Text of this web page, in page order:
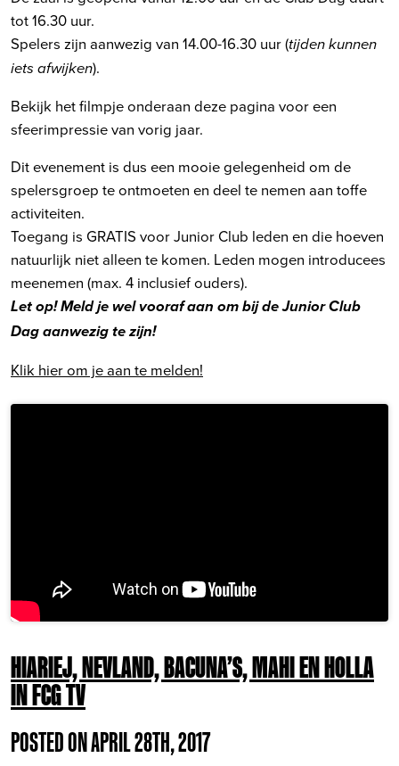
tot 16.30 uur.
Spelers zijn aanwezig van 14.00-16.30 uur (tijden kunnen
iets afwijken).
Bekijk het filmpje onderaan deze pagina voor een
sfeerimpressie van vorig jaar.
Dit evenement is dus een mooie gelegenheid om de
spelersgroep te ontmoeten en deel te nemen aan toffe
activiteiten.
Toegang is GRATIS voor Junior Club leden en die hoeven
natuurlijk niet alleen te komen. Leden mogen introducees
meenemen (max. 4 inclusief ouders).
Let op! Meld je wel vooraf aan om bij de Junior Club
Dag aanwezig te zijn!
Klik hier om je aan te melden!
HIARIEJ, NEVLAND, BACUNA’S, MAHI EN HOLLA
IN FCG TV
POSTED ON APRIL 28TH, 2017